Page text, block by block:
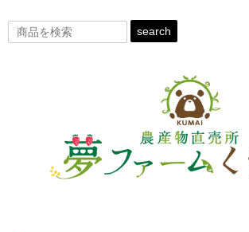
search